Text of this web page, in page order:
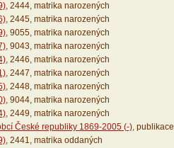
, 2444, matrika narozených
, 2445, matrika narozených
, 9055, matrika narozených
, 9043, matrika narozených
, 2446, matrika narozených
, 2447, matrika narozených
, 2448, matrika narozených
, 9044, matrika narozených
, 2449, matrika narozených
České republiky 1869-2005 (-), publikace
, 2441, matrika oddaných